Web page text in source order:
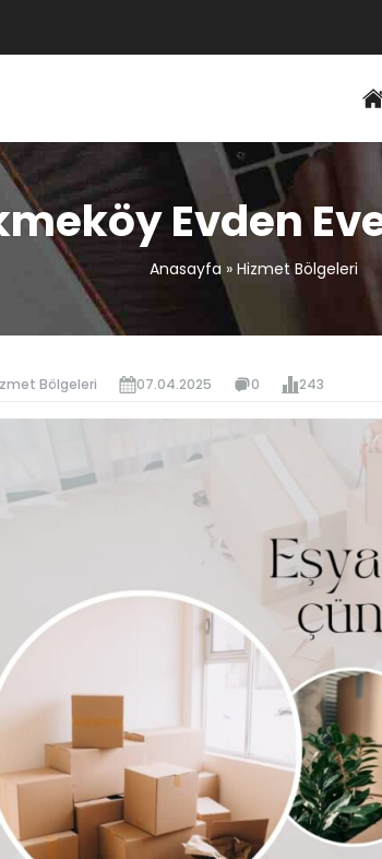
Evden
Anasayfa» Hizmet Bölgeleri
Bölgeleri 07.04.2025 0 243